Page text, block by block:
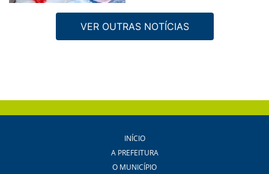
VER OUTRAS NOTÍCIAS
INÍCIO
A PREFEITURA
O MUNICÍPIO